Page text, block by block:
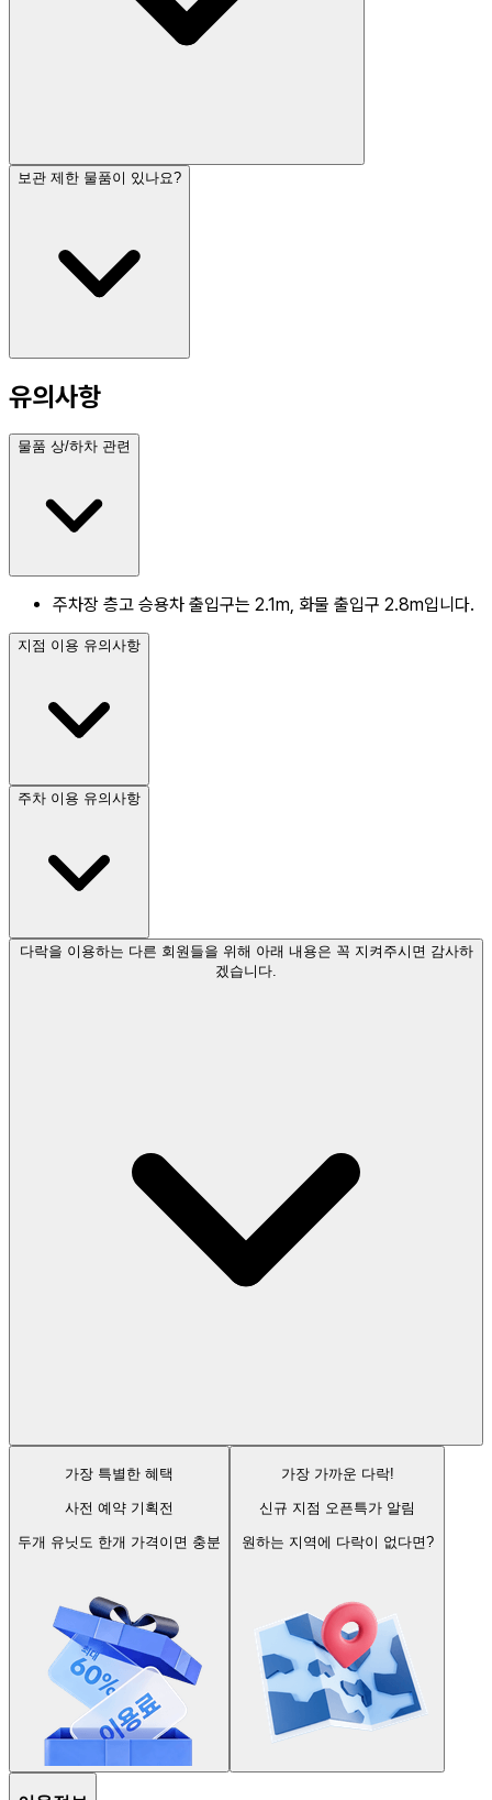
보관 제한 물품이 있나요?
유의사항
물품 상/하차 관련
주차장 층고 승용차 출입구는 2.1m, 화물 출입구 2.8m입니다.
지점 이용 유의사항
주차 이용 유의사항
다락을 이용하는 다른 회원들을 위해 아래 내용은 꼭 지켜주시면 감사하
겠습니다.
가장 특별한 혜택
사전 예약 기획전
두개 유닛도 한개 가격이면 충분
가장 가까운 다락!
신규 지점 오픈특가 알림
원하는 지역에 다락이 없다면?